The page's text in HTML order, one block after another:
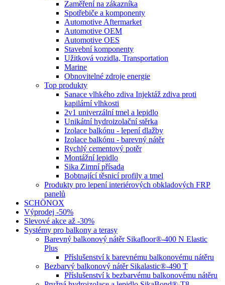
Zaměření na zákazníka
Spotřebiče a komponenty
Automotive Aftermarket
Automotive OEM
Automotive OES
Stavební komponenty
Užitková vozidla, Transportation
Marine
Obnovitelné zdroje energie
Top produkty
Sanace vlhkého zdiva Injektáž zdiva proti
kapilární vlhkosti
2v1 univerzální tmel a lepidlo
Unikátní hydroizolační stěrka
Izolace balkónu - lepení dlažby
Izolace balkónu - barevný nátěr
Rychlý cementový potěr
Montážní lepidlo
Sika Zimní přísada
Bobtnající těsnicí profily a tmel
Produkty pro lepení interiérových obkladových FRP
panelů
SCHÖNOX
Výprodej -50%
Slevové akce až -30%
Systémy pro balkony a terasy
Barevný balkonový nátěr Sikafloor®-400 N Elastic
Plus
Příslušenství k barevnému balkonovému nátěru
Bezbarvý balkonový nátěr Sikalastic®-490 T
Příslušenství k bezbarvému balkonovému nátěru